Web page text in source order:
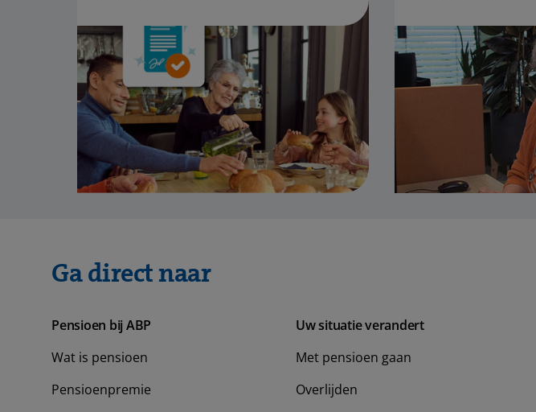
Ga direct naar
Pensioen bij ABP
Wat is pensioen
Pensioenpremie
Uw situatie verandert
Met pensioen gaan
Overlijden